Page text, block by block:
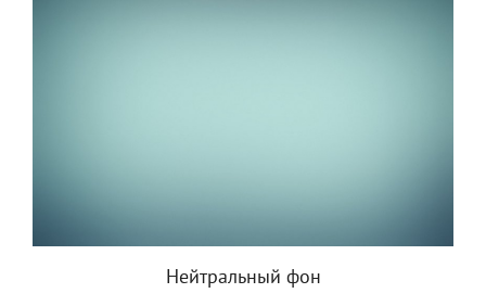
Нейтральный фон